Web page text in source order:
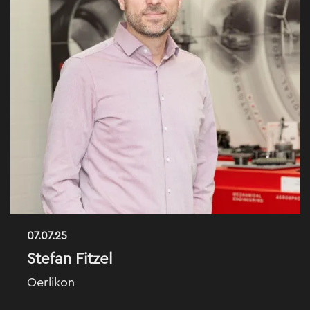
07.07.25
Stefan Fitzel
Oerlikon